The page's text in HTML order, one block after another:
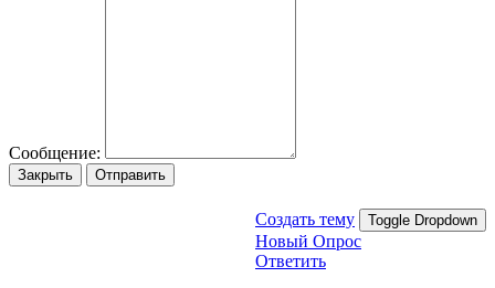
Сообщение:
Закрыть Отправить
Создать тему Toggle Dropdown
Новый Опрос
Ответить